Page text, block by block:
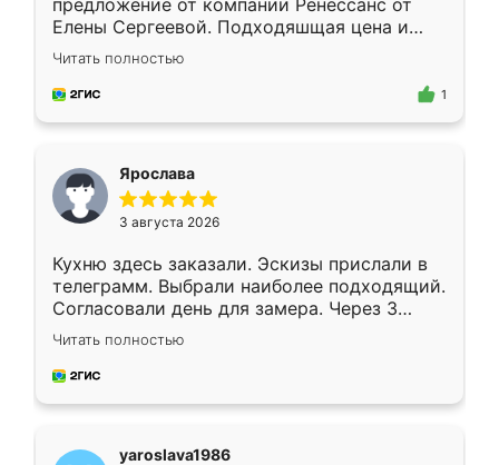
предложение от компании Ренессанс от
Елены Сергеевой. Подходяшщая цена и
короткие сроки изготовления. Приехавший
для замера сотрудник Владислав
предложил по моему эскизу самый
Читать полностью
1
Ярослава
3 августа 2026
Кухню здесь заказали. Эскизы прислали в
телеграмм. Выбрали наиболее подходящий.
Согласовали день для замера. Через 3
недели кухня была уже готова. Остались
довольны работой. Спасибо Ренессанс
мебель за качественную работу!
Читать полностью
yaroslava1986